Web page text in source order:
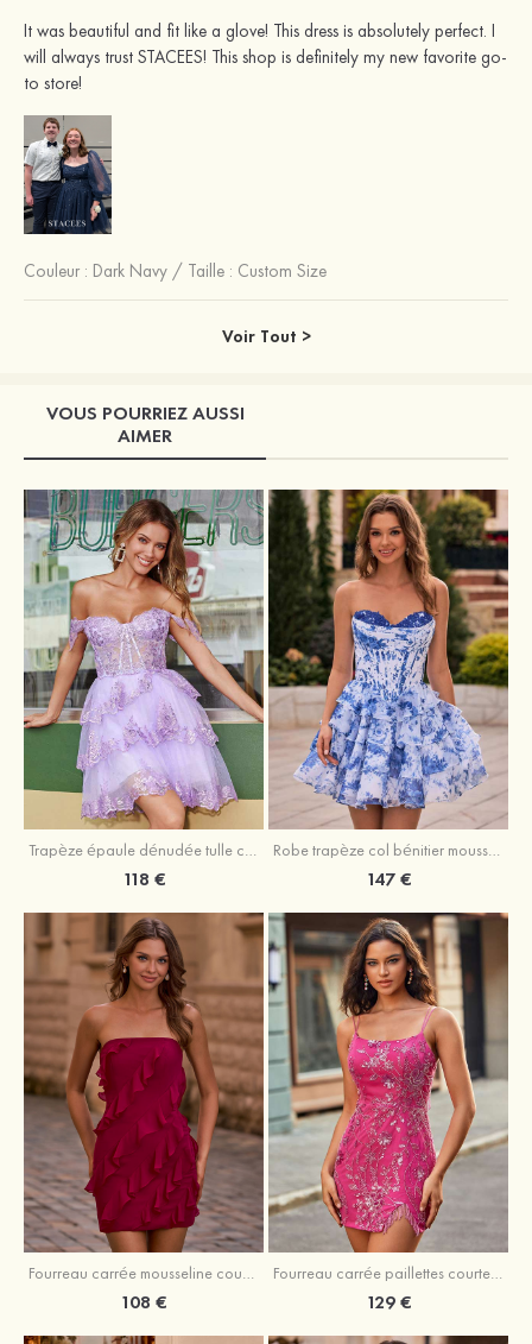
It was beautiful and fit like a glove! This dress is absolutely perfect. I
will always trust STACEES! This shop is definitely my new favorite go-
to store!
Couleur : Dark Navy / Taille : Custom Size
Voir Tout >
VOUS POURRIEZ AUSSI
AIMER
Trapèze épaule dénudée tulle courte/mini robe de fête de la rentrée avec paillettes
118 €
Robe trapèze col bénitier mousseline courte/mini robe de fête de la rentrée avec appliqué
147 €
Fourreau carrée mousseline courte/mini robe de fête de la rentré avec volants
108 €
Fourreau carrée paillettes courte/mini robe de fête de la rentrée
129 €